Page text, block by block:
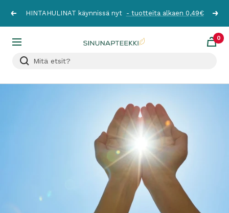
sisältöön
EdellinenHINTAHULINAT käynnissä nyt - tuotteita alkaen 0,49€
Navigaatio Sinunapteekki.fi
0